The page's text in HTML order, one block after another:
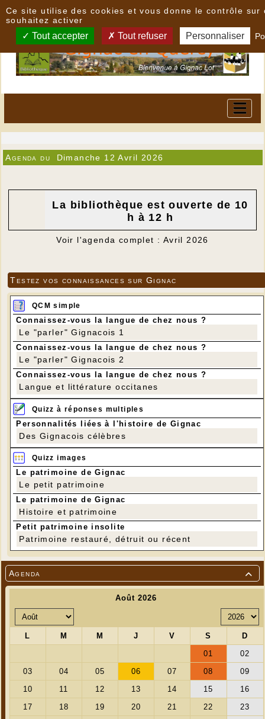

Agenda
Agenda du Dimanche 12 Avril 2026
La bibliothèque est ouverte de 10
h à 12 h
Voir l'agenda complet : Avril 2026
Testez vos connaissances sur Gignac
QCM simple
Connaissez-vous la langue de chez nous ?
Le "parler" Gignacois 1
Connaissez-vous la langue de chez nous ?
Le "parler" Gignacois 2
Connaissez-vous la langue de chez nous ?
Langue et littérature occitanes
Quizz à réponses multiples
Personnalités liées à l'histoire de Gignac
Des Gignacois célèbres
Quizz images
Le patrimoine de Gignac
Le petit patrimoine
Le patrimoine de Gignac
Histoire et patrimoine
Petit patrimoine insolite
Patrimoine restauré, détruit ou récent
Ce site utilise des cookies et vous donne le contrôle sur
souhaitez activer
Tout accepter Tout refuser Personnaliser